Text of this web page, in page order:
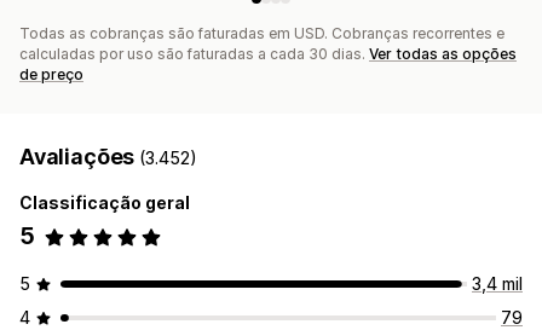
Todas as cobranças são faturadas em USD. Cobranças recorrentes e
calculadas por uso são faturadas a cada 30 dias. Ver todas as opções
de preço
Avaliações (3.452)
Classificação geral
5
5
3,4 mil
4
79